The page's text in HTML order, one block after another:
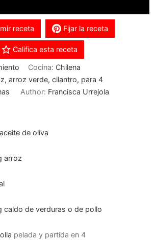
receta Fijar la receta
Califica esta receta
Cocina: Chilena
arroz verde, cilantro, para 4
Author: Francisca Urrejola
aceite de oliva
arroz
caldo de verduras o de pollo
pelada y partida en 4